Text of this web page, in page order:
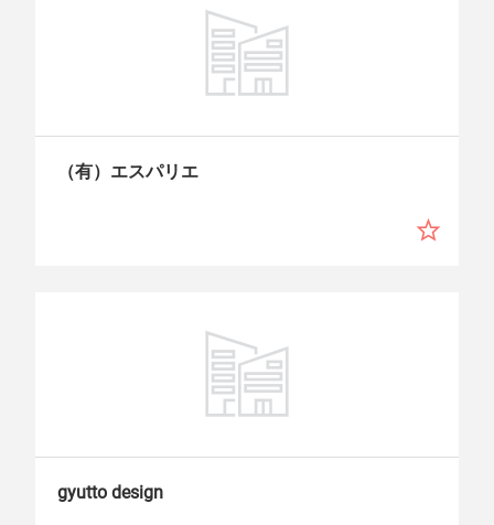
（有）エスパリエ
gyutto design